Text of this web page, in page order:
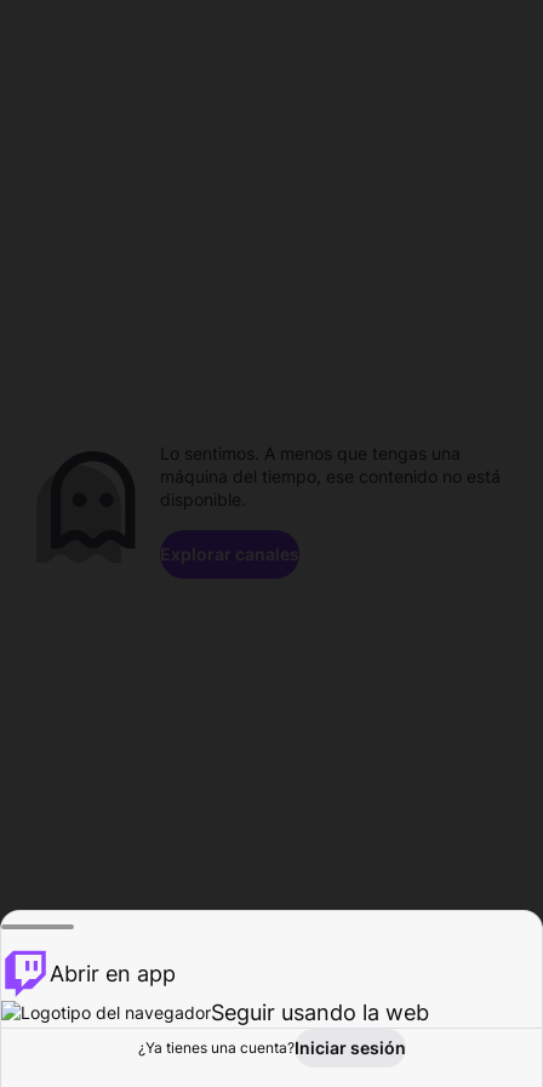
Explorar Actividad
Lo sentimos. A menos que tengas una
máquina del tiempo, ese contenido no está
disponible.
Explorar canales
Abrir en app
Seguir usando la web
¿Ya tienes una cuenta?Iniciar sesión